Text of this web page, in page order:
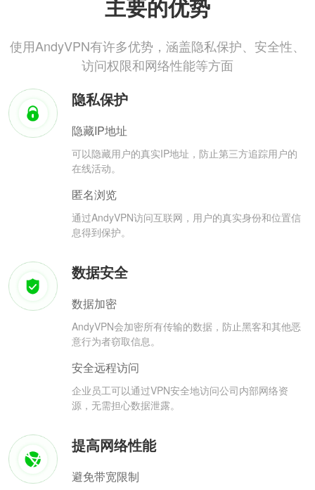
主要的优势
使用AndyVPN有许多优势，涵盖隐私保护、安全性、
访问权限和网络性能等方面
隐私保护
隐藏IP地址
可以隐藏用户的真实IP地址，防止第三方追踪用户的
在线活动。
匿名浏览
通过AndyVPN访问互联网，用户的真实身份和位置信
息得到保护。
数据安全
数据加密
AndyVPN会加密所有传输的数据，防止黑客和其他恶
意行为者窃取信息。
安全远程访问
企业员工可以通过VPN安全地访问公司内部网络资
源，无需担心数据泄露。
提高网络性能
避免带宽限制